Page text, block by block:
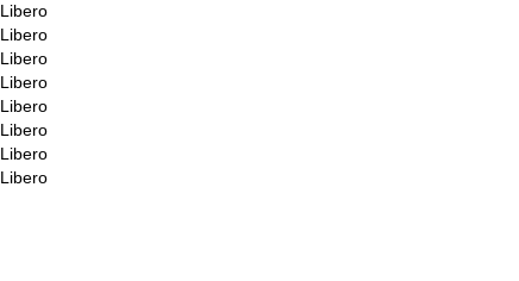
Libero
Libero
Libero
Libero
Libero
Libero
Libero
Libero